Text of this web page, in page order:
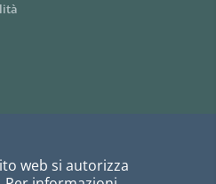
web si autorizza